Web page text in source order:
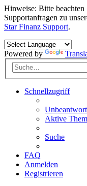
Hinweise: Bitte beachten
Supportanfragen zu
Star Finanz Support.
Powered by
Schnellzugriff
Aktive
Suche
FAQ
Anmelden
Registrieren